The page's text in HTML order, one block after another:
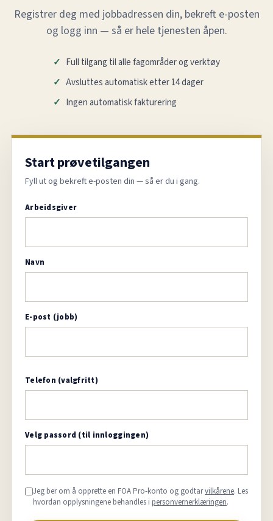
Registrer deg med jobbadressen din, bekreft e-posten
og logg inn — så er hele tjenesten åpen.
Full tilgang til alle fagområder og verktøy
Avsluttes automatisk etter 14 dager
Ingen automatisk fakturering
Start prøvetilgangen
Fyll ut og bekreft e-posten din — så er du i gang.
Arbeidsgiver
Navn
E-post (jobb)
Telefon (valgfritt)
Velg passord (til innloggingen)
Jeg ber om å opprette en FOA Pro-konto og godtarvilkårene. Les
hvordan opplysningene behandles i personvernerklæringen.